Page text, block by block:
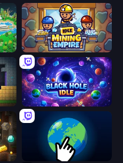
Planet Evolution: Idle Clicker Idle Mining Empire
Black Hole Idle
Planet Clicker 2